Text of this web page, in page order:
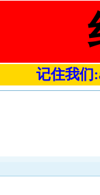
记住我们